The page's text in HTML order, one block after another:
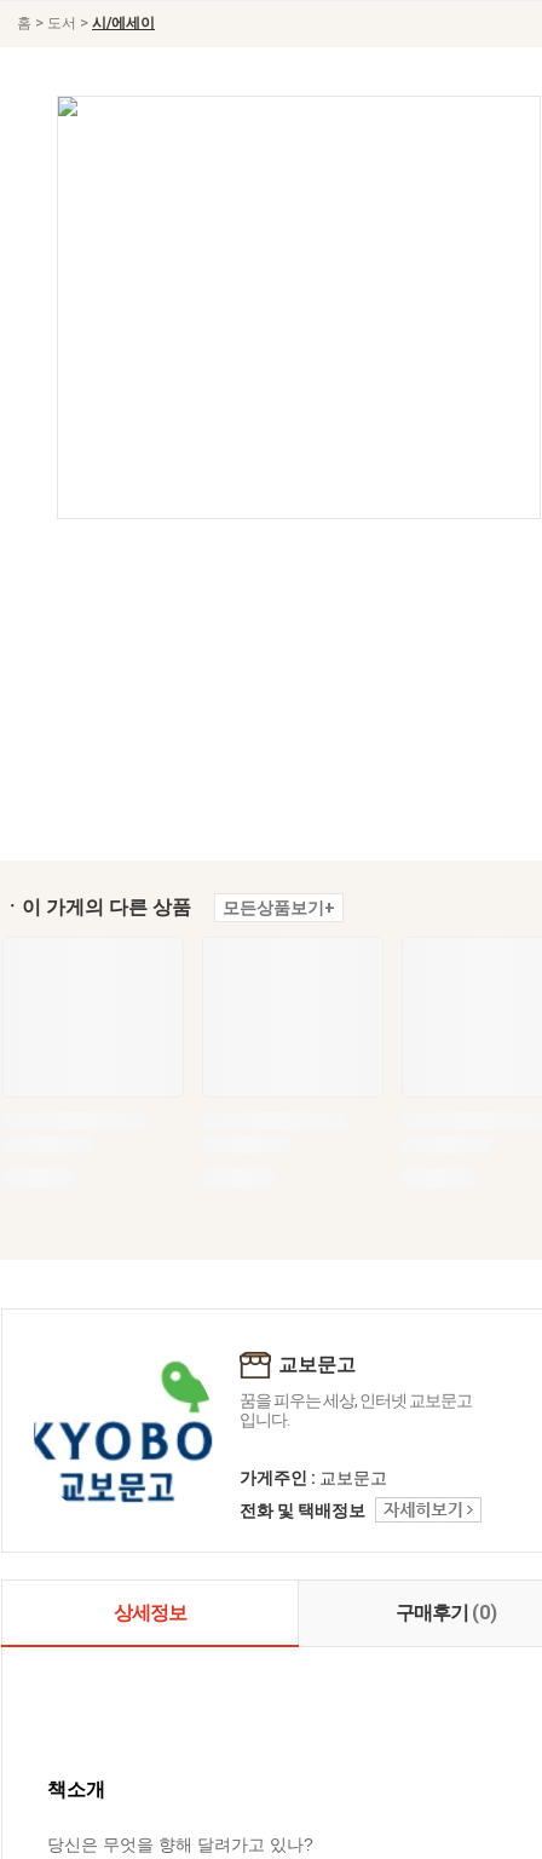
홈 > 도서 > 시/에세이
ㆍ이 가게의 다른 상품 모든상품보기+
교보문고
꿈을 피우는 세상, 인터넷 교보문고
입니다.
가게주인 : 교보문고
전화 및 택배정보
상세정보 구매후기 (0)
책소개
당신은 무엇을 향해 달려가고 있나?